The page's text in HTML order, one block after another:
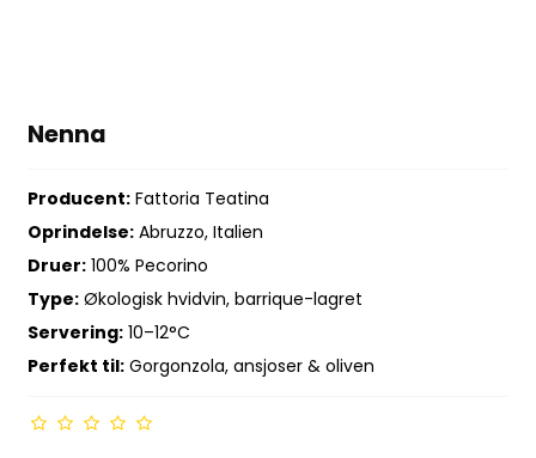
Nenna
Producent: Fattoria Teatina
Oprindelse: Abruzzo, Italien
Druer: 100% Pecorino
Type: Økologisk hvidvin, barrique-lagret
Servering: 10–12°C
Perfekt til: Gorgonzola, ansjoser & oliven